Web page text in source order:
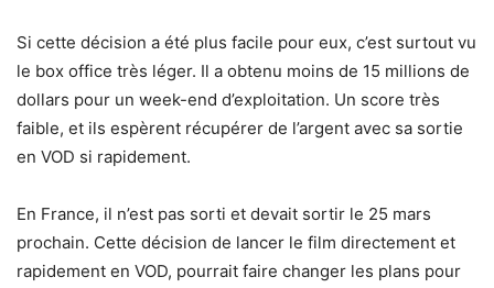
Si cette décision a été plus facile pour eux, c’est surtout vu
le box office très léger. Il a obtenu moins de 15 millions de
dollars pour un week-end d’exploitation. Un score très
faible, et ils espèrent récupérer de l’argent avec sa sortie
en VOD si rapidement.
En France, il n’est pas sorti et devait sortir le 25 mars
prochain. Cette décision de lancer le film directement et
rapidement en VOD, pourrait faire changer les plans pour